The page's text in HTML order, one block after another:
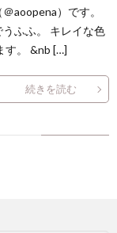
事
８
ポ
リ
aoopena）です。
ふふ。 キレイな色
す。 &nb […]
続きを読む